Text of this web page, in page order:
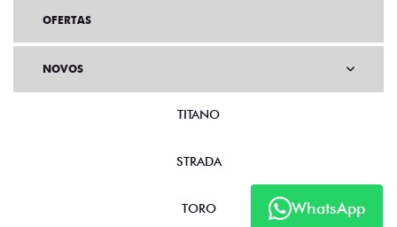
WhatsApp
OFERTAS
NOVOS
TITANO
STRADA
TORO